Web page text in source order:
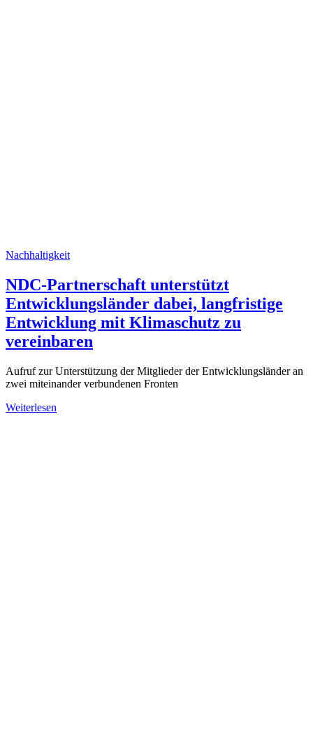
Nachhaltigkeit
NDC-Partnerschaft unterstützt
Entwicklungsländer dabei, langfristige
Entwicklung mit Klimaschutz zu
vereinbaren
Aufruf zur Unterstützung der Mitglieder der Entwicklungsländer an
zwei miteinander verbundenen Fronten
Weiterlesen